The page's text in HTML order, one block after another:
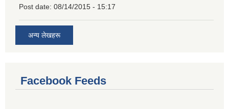
Post date: 08/14/2015 - 15:17
अन्य लेखहरू
Facebook Feeds